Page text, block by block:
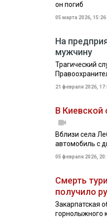
он погиб
05 марта 2026, 15:26
На
мужчину
Трагический
21 февраля 2026,
В
Вблизи села
автомобиль с
05 февраля 2026,
Смерть
получило
Закарпатская
горнолыжного